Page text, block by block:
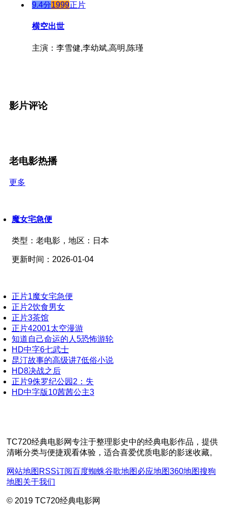
9.4分1999正片
横空出世
主演：李雪健,李幼斌,高明,陈瑾
影片评论
老电影热播
更多
魔女宅急便
类型： 老电影， 地区： 日本
更新时间： 2026-01-04
正片1魔女宅急便
正片2饮食男女
正片3茶馆
正片42001太空漫游
知道自己命运的人 5恐怖游轮
HD中字6七武士
昆汀故事的高级讲7低俗小说
HD8决战之后
正片9侏罗纪公园2：失
HD中字版10茜茜公主3
TC720经典电影网专注于整理影史中的经典电影作品，提供
清晰分类与便捷观看体验，适合喜爱优质电影的影迷收藏。
网站地图 RSS订阅百度蜘蛛谷歌地图必应地图360地图搜狗
地图关于我们
© 2019 TC720经典电影网